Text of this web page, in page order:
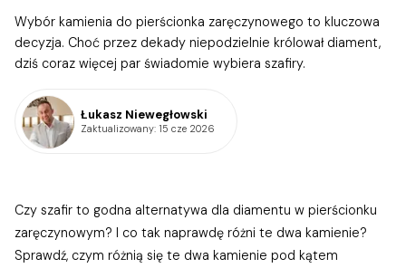
Wybór kamienia do pierścionka zaręczynowego to kluczowa
decyzja. Choć przez dekady niepodzielnie królował diament,
dziś coraz więcej par świadomie wybiera szafiry.
Łukasz Niewegłowski
Zaktualizowany: 15 cze 2026
Czy szafir to godna alternatywa dla diamentu w pierścionku
zaręczynowym? I co tak naprawdę różni te dwa kamienie?
Sprawdź, czym różnią się te dwa kamienie pod kątem